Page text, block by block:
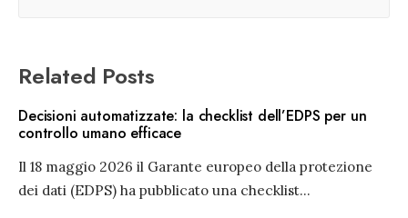
Related Posts
Decisioni automatizzate: la checklist dell’EDPS per un
controllo umano efficace
Il 18 maggio 2026 il Garante europeo della protezione
dei dati (EDPS) ha pubblicato una checklist...